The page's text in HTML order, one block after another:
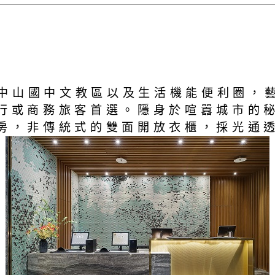
山國中文教區以及生活機能便利圈，
商務旅客首選。隱身於喧囂城市的
非傳統式的雙面開放衣櫃，採光通